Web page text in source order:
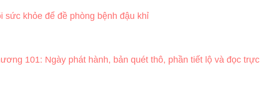
sức khỏe để đề phòng bệnh đậu khỉ
101: Ngày phát hành, bản quét thô, phần tiết lộ và đọc trực